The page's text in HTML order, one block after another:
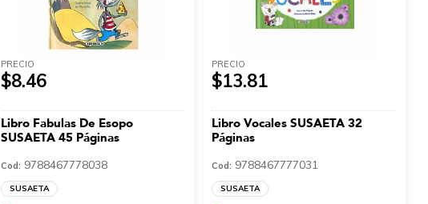
PRECIO
$8.46
Libro Fabulas De Esopo
SUSAETA 45 Páginas
Cod: 9788467778038
SUSAETA
PRECIO
$13.81
Libro Vocales SUSAETA 32
Páginas
Cod: 9788467777031
SUSAETA